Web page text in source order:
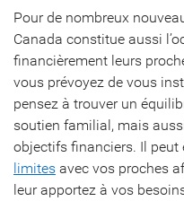
Pour de nombreux
Canada constitue aussi
financièrement leurs
vous prévoyez de vous
pensez à trouver un
soutien familial, mais
objectifs financiers. Il peut
limites avec vos proches
leur apportez à vos